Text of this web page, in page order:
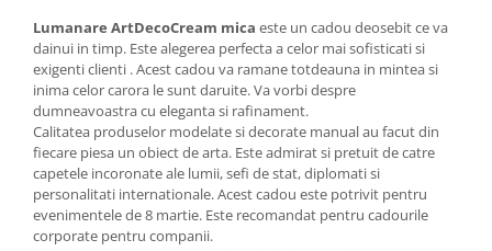
SWAN
FLORENTINE TURQUOISE
ANTHEMION GREY
ORCHARD
CREATURES OF CURIOSITY
JARDIN
RENAISSANCE RED
SERENDIPITY WHITE
Lumanare ArtDecoCream mica este un cadou deosebit ce va
dainui in timp. Este alegerea perfecta a celor mai sofisticati si
exigenti clienti . Acest cadou va ramane totdeauna in mintea si
inima celor carora le sunt daruite. Va vorbi despre
dumneavoastra cu eleganta si rafinament.
Calitatea produselor modelate si decorate manual au facut din
fiecare piesa un obiect de arta. Este admirat si pretuit de catre
capetele incoronate ale lumii, sefi de stat, diplomati si
personalitati internationale. Acest cadou este potrivit pentru
evenimentele de 8 martie. Este recomandat pentru cadourile
corporate pentru companii.